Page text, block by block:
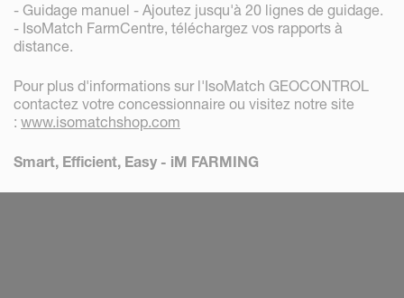
- Guidage manuel - Ajoutez jusqu'à 20 lignes de guidage.
- IsoMatch FarmCentre, téléchargez vos rapports à
distance.
Pour plus d'informations sur l'IsoMatch GEOCONTROL
contactez votre concessionnaire ou visitez notre site
: www.isomatchshop.com
Smart, Efficient, Easy - iM FARMING